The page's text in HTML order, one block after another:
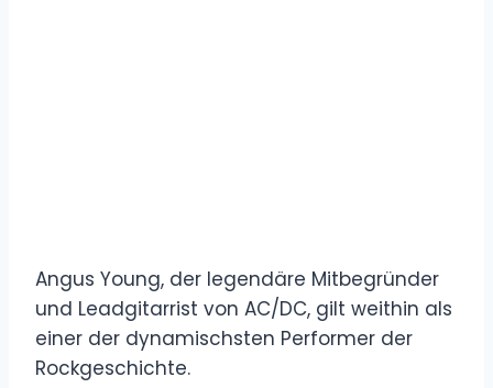
Angus Young, der legendäre Mitbegründer
und Leadgitarrist von AC/DC, gilt weithin als
einer der dynamischsten Performer der
Rockgeschichte.